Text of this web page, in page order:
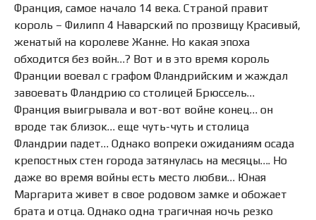
Франция, самое начало 14 века. Страной правит
король – Филипп 4 Наварский по прозвищу Красивый,
женатый на королеве Жанне. Но какая эпоха
обходится без войн…? Вот и в это время король
Франции воевал с графом Фландрийским и жаждал
завоевать Фландрию со столицей Брюссель…
Франция выигрывала и вот-вот войне конец… он
вроде так близок… еще чуть-чуть и столица
Фландрии падет… Однако вопреки ожиданиям осада
крепостных стен города затянулась на месяцы…. Но
даже во время войны есть место любви… Юная
Маргарита живет в свое родовом замке и обожает
брата и отца. Однако одна трагичная ночь резко